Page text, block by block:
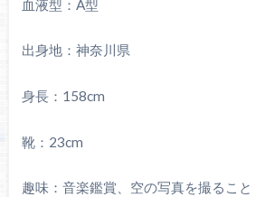
血液型：A型
出身地：神奈川県
身長：158cm
靴：23cm
趣味：音楽鑑賞、空の写真を撮ること